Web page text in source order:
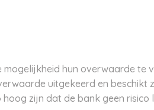
hun overwaarde te
uitgekeerd en beschikt
zijn dat de bank geen risico